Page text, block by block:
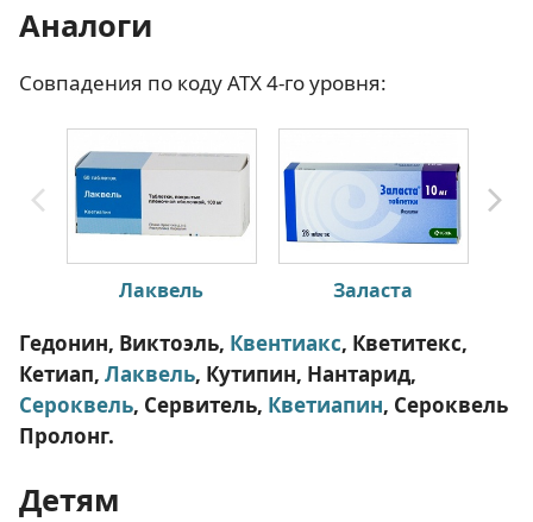
Аналоги
Совпадения по коду АТХ 4-го уровня:
Лаквель Заласта
Гедонин, Виктоэль, Квентиакс, Кветитекс,
Кетиап, Лаквель, Кутипин, Нантарид,
Сероквель, Сервитель, Кветиапин, Сероквель
Пролонг.
Детям